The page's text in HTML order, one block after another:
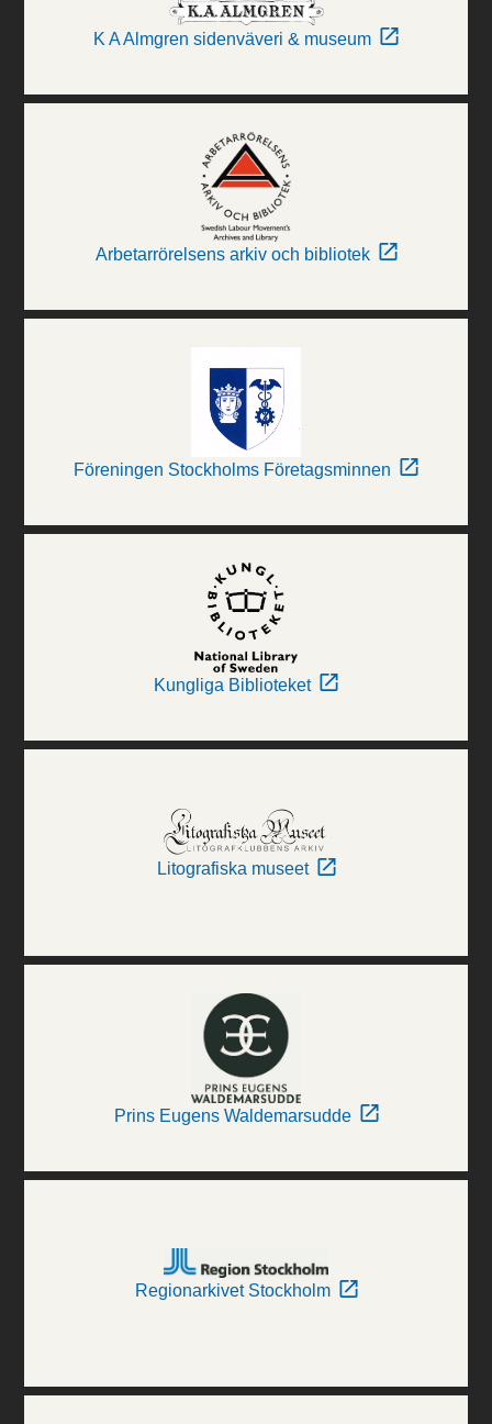
K A Almgren sidenväveri & museum
Arbetarrörelsens arkiv och bibliotek
Föreningen Stockholms Företagsminnen
Kungliga Biblioteket
Litografiska museet
Prins Eugens Waldemarsudde
Regionarkivet Stockholm